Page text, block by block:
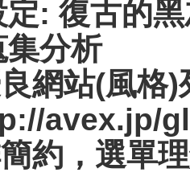
定: 復古的
集分析
網站(風格)
avex.jp/
約，選單